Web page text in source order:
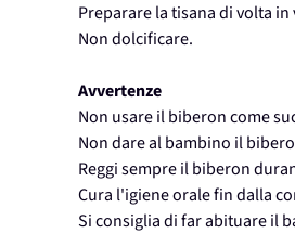
Preparare la tisana di volta in
Non dolcificare.
Avvertenze
Non usare il biberon come
Non dare al bambino il
Reggi sempre il biberon
Cura l'igiene orale fin dalla
Si consiglia di far abituare il